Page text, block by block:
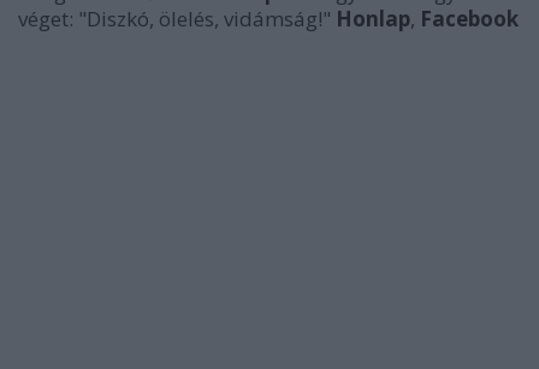
véget: "Diszkó, ölelés, vidámság!" Honlap, Facebook